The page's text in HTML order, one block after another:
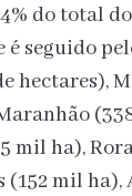
do total
é seguido
hectares),
mil ha),
(152 mil ha),